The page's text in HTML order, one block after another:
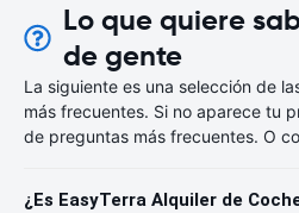
Lo que quiere
de gente
La siguiente es una selección de
más frecuentes. Si no aparece tu
de preguntas más frecuentes. O
¿Es EasyTerra Alquiler de